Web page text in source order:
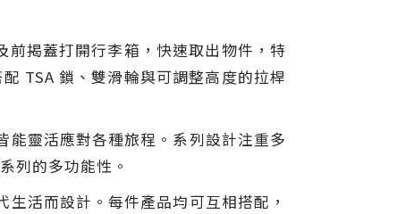
揭蓋打開行李箱，快速取出物件，特
TSA 鎖、雙滑輪與可調整高度的拉桿
靈活應對各種旅程。系列設計注重多
列的多功能性。
活而設計。每件產品均可互相搭配，